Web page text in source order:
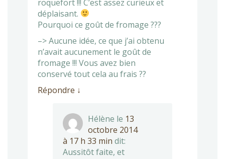
roquefort !!! C’est assez curieux et
déplaisant.
Pourquoi ce goût de fromage ???
–> Aucune idée, ce que j’ai obtenu
n’avait aucunement le goût de
fromage !!! Vous avez bien
conservé tout cela au frais ??
Répondre ↓
Hélène le 13
octobre 2014
à 17 h 33 min dit:
Aussitôt faite, et